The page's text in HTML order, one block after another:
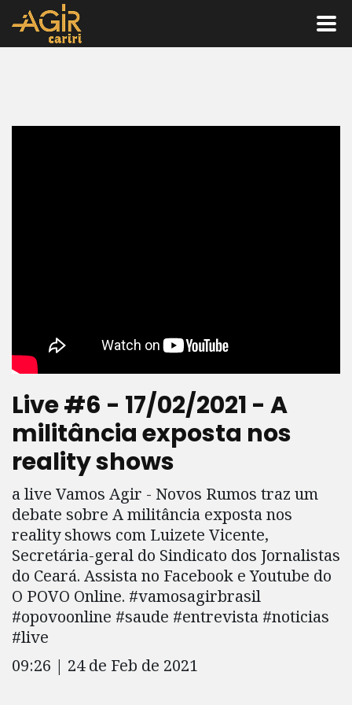
Live #6 - 17/02/2021 - A
militância exposta nos
reality shows
a live Vamos Agir - Novos Rumos traz um
debate sobre A militância exposta nos
reality shows com Luizete Vicente,
Secretária-geral do Sindicato dos Jornalistas
do Ceará. Assista no Facebook e Youtube do
O POVO Online. #vamosagirbrasil
#opovoonline #saude #entrevista #noticias
#live
09:26 | 24 de Feb de 2021